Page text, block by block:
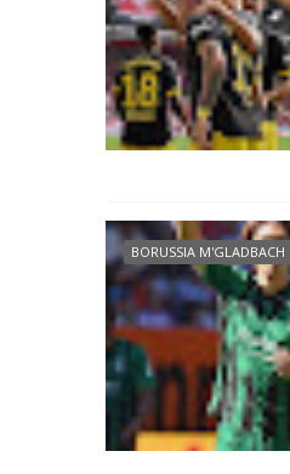
BORUSSIA M'GLADBACH